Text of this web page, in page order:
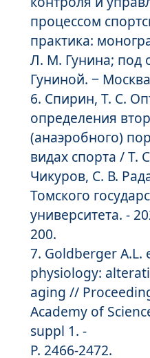
процессом
практика:
Л. М. Гунина; под
Гуниной. ‒
Спирин, Т. С.
определения
(анаэробного)
видах спорта / Т.
Чикуров, С. В.
Томского
университета. -
200.
Goldberger A.L.
physiology:
aging //
Academy of
suppl 1. -
P. 2466-2472.